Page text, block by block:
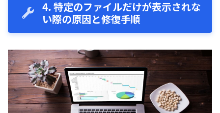
4. 特定のファイルだけが表示されな
い際の原因と修復手順